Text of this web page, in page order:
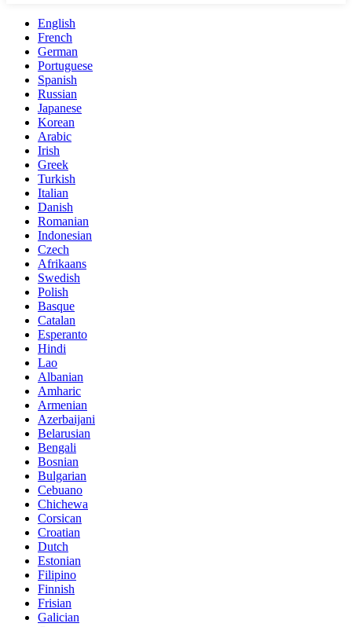
English
French
German
Portuguese
Spanish
Russian
Japanese
Korean
Arabic
Irish
Greek
Turkish
Italian
Danish
Romanian
Indonesian
Czech
Afrikaans
Swedish
Polish
Basque
Catalan
Esperanto
Hindi
Lao
Albanian
Amharic
Armenian
Azerbaijani
Belarusian
Bengali
Bosnian
Bulgarian
Cebuano
Chichewa
Corsican
Croatian
Dutch
Estonian
Filipino
Finnish
Frisian
Galician